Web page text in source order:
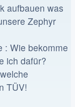
aufbauen was
Zephyr
: Wie bekomme
ich dafür?
TÜV!